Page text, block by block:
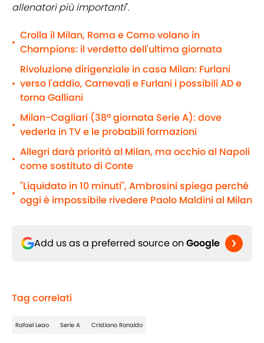
allenatori più importanti".
•
Crolla il Milan, Roma e Como volano in
Champions: il verdetto dell'ultima giornata
•
Rivoluzione dirigenziale in casa Milan: Furlani
verso l'addio, Carnevali e Furlani i possibili AD e
torna Galliani
•
Milan-Cagliari (38ª giornata Serie A): dove
vederla in TV e le probabili formazioni
•
Allegri darà priorità al Milan, ma occhio al Napoli
come sostituto di Conte
•
"Liquidato in 10 minuti", Ambrosini spiega perché
oggi è impossibile rivedere Paolo Maldini al Milan
Add us as a preferred source on Google
Tag correlati
Rafael Leao Serie A Cristiano Ronaldo